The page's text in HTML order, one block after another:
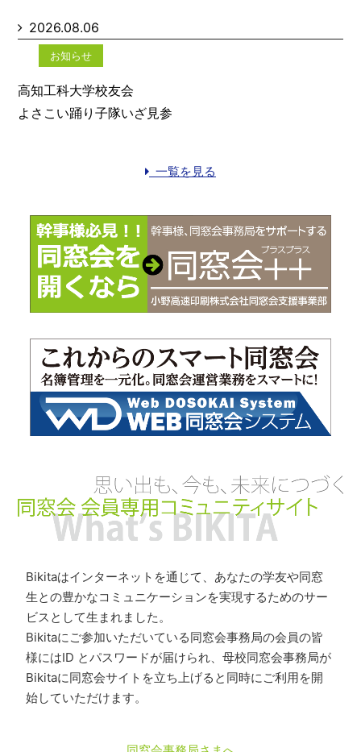
2026.08.06
お知らせ
高知工科大学校友会
よさこい踊り子隊いざ見参
一覧を見る
Bikitaはインターネットを通じて、あなたの学友や同窓
生との豊かなコミュニケーションを実現するためのサー
ビスとして生まれました。
Bikitaにご参加いただいている同窓会事務局の会員の皆
様にはID とパスワードが届けられ、母校同窓会事務局が
Bikitaに同窓会サイトを立ち上げると同時にご利用を開
始していただけます。